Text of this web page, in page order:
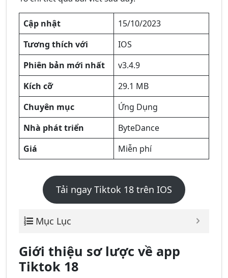
Cập nhật
15/10/2023
Tương thích với
IOS
Phiên bản mới nhất
v3.4.9
Kích cỡ
29.1 MB
Chuyên mục
Ứng Dụng
Nhà phát triển
ByteDance
Giá
Miễn phí
Tải ngay Tiktok 18 trên IOS
Mục Lục
Giới thiệu sơ lược về app
Tiktok 18